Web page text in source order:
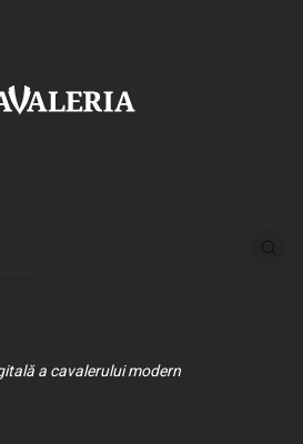
a cavalerului modern